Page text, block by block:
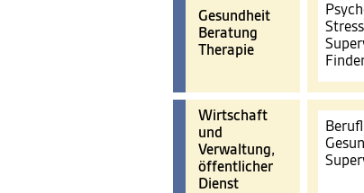
Gesundheit
Beratung
Therapie
Wirtschaft
und
Verwaltung,
öffentlicher
Dienst